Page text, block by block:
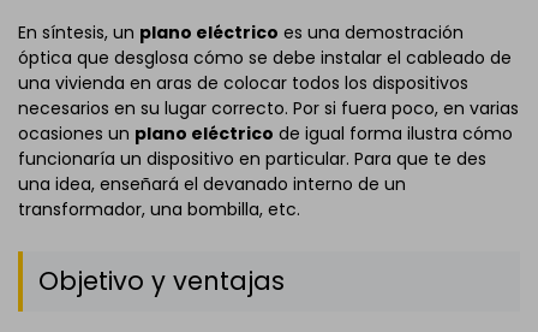
En síntesis, un plano eléctrico es una demostración
óptica que desglosa cómo se debe instalar el cableado de
una vivienda en aras de colocar todos los dispositivos
necesarios en su lugar correcto. Por si fuera poco, en varias
ocasiones un plano eléctrico de igual forma ilustra cómo
funcionaría un dispositivo en particular. Para que te des
una idea, enseñará el devanado interno de un
transformador, una bombilla, etc.
Objetivo y ventajas